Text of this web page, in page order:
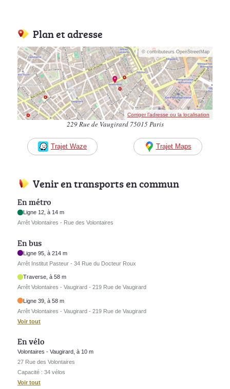
Plan et adresse
© contributeurs OpenStreetMap
Corriger l’adresse ou la localisation
229 Rue de Vaugirard 75015 Paris
Trajet Waze Trajet Maps
Venir en transports en commun
En métro
Ligne 12, à 14 m
Arrêt Volontaires - Rue des Volontaires
En bus
Ligne 95, à 214 m
Arrêt Institut Pasteur - 34 Rue du Docteur Roux
Traverse, à 58 m
Arrêt Volontaires - Vaugirard - 219 Rue de Vaugirard
Ligne 39, à 58 m
Arrêt Volontaires - Vaugirard - 219 Rue de Vaugirard
Voir tout
En vélo
Volontaires - Vaugirard, à 10 m
27 Rue des Volontaires
Capacité : 34 vélos
Voir tout